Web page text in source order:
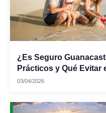
¿Es Seguro
Prácticos y Qué Evitar
03/04/2026